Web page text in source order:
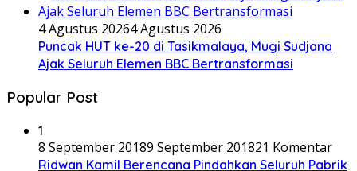
4 Agustus 20264 Agustus 2026
Puncak HUT ke-20 di Tasikmalaya, Mugi Sudjana
Ajak Seluruh Elemen BBC Bertransformasi
Popular Post
1
8 September 20189 September 201821 Komentar
Ridwan Kamil Berencana Pindahkan Seluruh Pabrik